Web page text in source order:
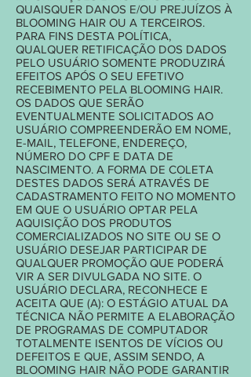
QUAISQUER DANOS E/OU PREJUÍZOS À
BLOOMING HAIR OU A TERCEIROS.
PARA FINS DESTA POLÍTICA,
QUALQUER RETIFICAÇÃO DOS DADOS
PELO USUÁRIO SOMENTE PRODUZIRÁ
EFEITOS APÓS O SEU EFETIVO
RECEBIMENTO PELA BLOOMING HAIR.
OS DADOS QUE SERÃO
EVENTUALMENTE SOLICITADOS AO
USUÁRIO COMPREENDERÃO EM NOME,
E-MAIL, TELEFONE, ENDEREÇO,
NÚMERO DO CPF E DATA DE
NASCIMENTO. A FORMA DE COLETA
DESTES DADOS SERÁ ATRAVÉS DE
CADASTRAMENTO FEITO NO MOMENTO
EM QUE O USUÁRIO OPTAR PELA
AQUISIÇÃO DOS PRODUTOS
COMERCIALIZADOS NO SITE OU SE O
USUÁRIO DESEJAR PARTICIPAR DE
QUALQUER PROMOÇÃO QUE PODERÁ
VIR A SER DIVULGADA NO SITE. O
USUÁRIO DECLARA, RECONHECE E
ACEITA QUE (A): O ESTÁGIO ATUAL DA
TÉCNICA NÃO PERMITE A ELABORAÇÃO
DE PROGRAMAS DE COMPUTADOR
TOTALMENTE ISENTOS DE VÍCIOS OU
DEFEITOS E QUE, ASSIM SENDO, A
BLOOMING HAIR NÃO PODE GARANTIR